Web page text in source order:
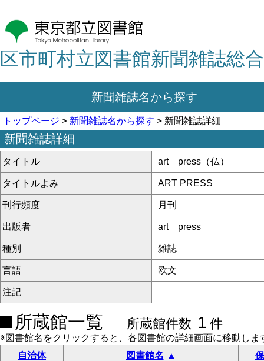
区市町村立図書館新聞雑誌総
新聞雑誌名から探す
トップページ > 新聞雑誌名から探す > 新聞雑誌詳細
新聞雑誌詳細
タイトル art press（仏）
タイトルよみ ART PRESS
刊行頻度 月刊
出版者 art press
種別 雑誌
言語 欧文
注記
所蔵館一覧 所蔵館件数 1 件
※図書館名をクリックすると、各図書館の詳細画面に移動しま
自治体
図書館名